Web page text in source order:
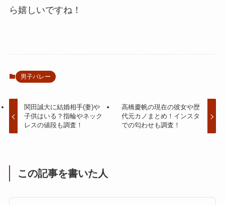
ら嬉しいですね！
男子バレー
関田誠大に結婚相手(妻)や
子供はいる？指輪やネック
レスの値段も調査！
高橋慶帆の現在の彼女や歴
代元カノまとめ！インスタ
での匂わせも調査！
この記事を書いた人